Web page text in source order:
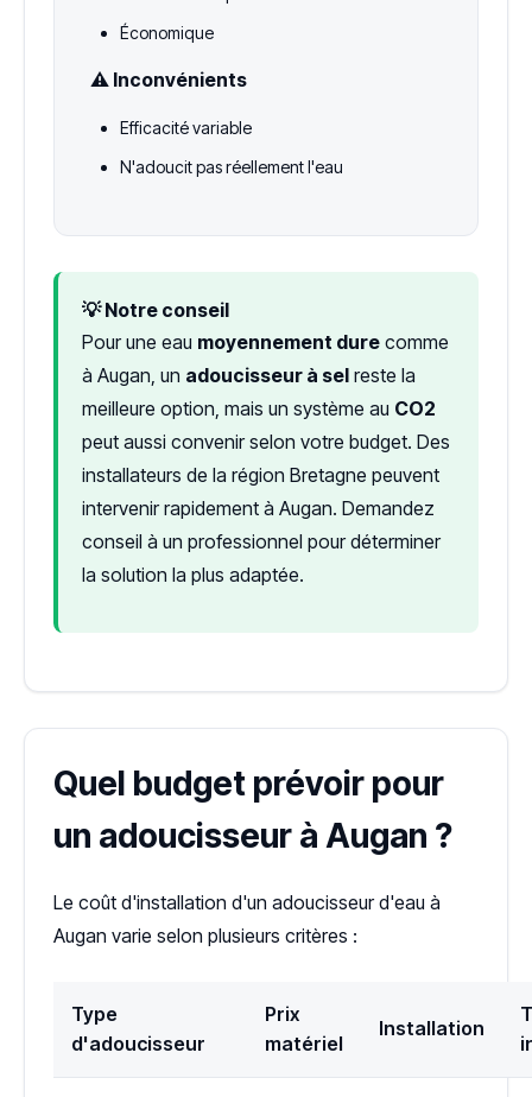
Économique
⚠️ Inconvénients
Efficacité variable
N'adoucit pas réellement l'eau
💡 Notre conseil
Pour une eau moyennement dure comme
à Augan, un adoucisseur à sel reste la
meilleure option, mais un système au CO2
peut aussi convenir selon votre budget. Des
installateurs de la région Bretagne peuvent
intervenir rapidement à Augan. Demandez
conseil à un professionnel pour déterminer
la solution la plus adaptée.
Quel budget prévoir pour
un adoucisseur à Augan ?
Le coût d'installation d'un adoucisseur d'eau à
Augan varie selon plusieurs critères :
Type
d'adoucisseur
Prix
matériel
Installation